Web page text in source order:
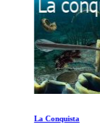
La Conquista